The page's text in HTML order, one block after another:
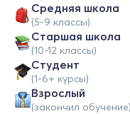
Средняя школа
(5-9 классы)
Cтаршая школа
(10-12 классы)
Студент
(1-6+ курсы)
Взрослый
(закончил обучение)